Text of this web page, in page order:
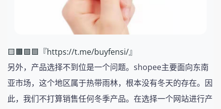
🟨🟧🟩🟦『https://t.me/buyfensi/』
另外，产品选择不到位是一个问题。shopee主要面向东南
亚市场，这个地区属于热带雨林，根本没有冬天的存在。因
此，我们不打算销售任何冬季产品。在选择一个网站进行产